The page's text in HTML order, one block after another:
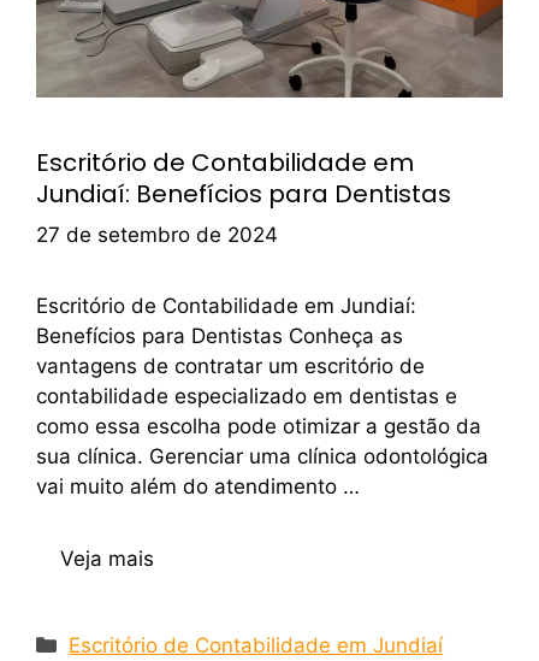
Escritório de Contabilidade em
Jundiaí: Benefícios para Dentistas
27 de setembro de 2024
Escritório de Contabilidade em Jundiaí:
Benefícios para Dentistas Conheça as
vantagens de contratar um escritório de
contabilidade especializado em dentistas e
como essa escolha pode otimizar a gestão da
sua clínica. Gerenciar uma clínica odontológica
vai muito além do atendimento …
Veja mais
Escritório de Contabilidade em Jundiaí